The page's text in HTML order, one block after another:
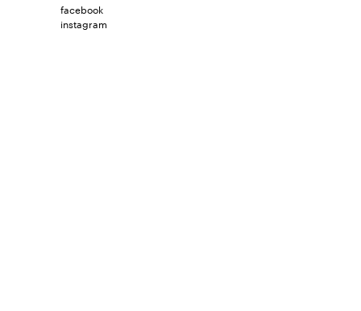
facebook
instagram